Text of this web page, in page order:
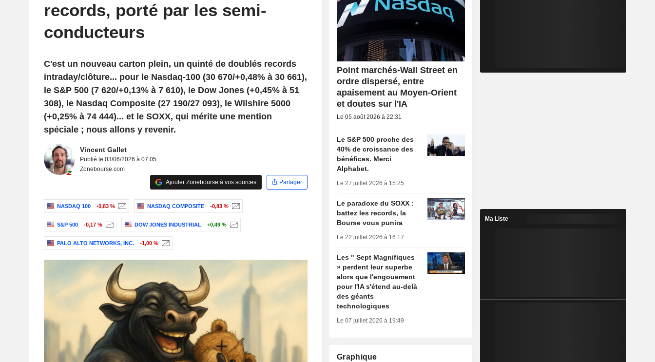
records, porté par les semi-
conducteurs
C'est un nouveau carton plein, un quinté de doublés records
intraday/clôture... pour le Nasdaq-100 (30 670/+0,48% à 30 661),
le S&P 500 (7 620/+0,13% à 7 610), le Dow Jones (+0,45% à 51
308), le Nasdaq Composite (27 190/27 093), le Wilshire 5000
(+0,25% à 74 444)... et le SOXX, qui mérite une mention
spéciale ; nous allons y revenir.
Vincent Gallet
Publié le 03/06/2026 à 07:05
Zonebourse.com
Ajouter Zonebourse à vos sources
Partager
NASDAQ 100 -0,83 % NASDAQ COMPOSITE -0,83 %
S&P 500 -0,17 % DOW JONES INDUSTRIAL +0,49 %
PALO ALTO NETWORKS, INC. -1,00 %
Point marchés-Wall Street en
ordre dispersé, entre
apaisement au Moyen-Orient
et doutes sur l'IA
Le 05 août 2026 à 22:31
Le S&P 500 proche des
40% de croissance des
bénéfices. Merci
Alphabet.
Le 27 juillet 2026 à 15:25
Le paradoxe du SOXX :
battez les records, la
Bourse vous punira
Le 22 juillet 2026 à 16:17
Les " Sept Magnifiques
» perdent leur superbe
alors que l'engouement
pour l'IA s'étend au-delà
des géants
technologiques
Le 07 juillet 2026 à 19:49
Graphique
Ma Liste